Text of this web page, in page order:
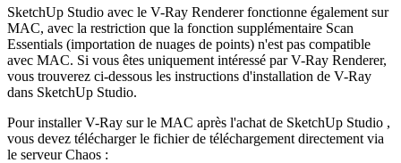
SketchUp Studio avec le V-Ray Renderer fonctionne également sur
MAC, avec la restriction que la fonction supplémentaire Scan
Essentials (importation de nuages de points) n'est pas compatible
avec MAC. Si vous êtes uniquement intéressé par V-Ray Renderer,
vous trouverez ci-dessous les instructions d'installation de V-Ray
dans SketchUp Studio.
Pour installer V-Ray sur le MAC après l'achat de SketchUp Studio ,
vous devez télécharger le fichier de téléchargement directement via
le serveur Chaos :